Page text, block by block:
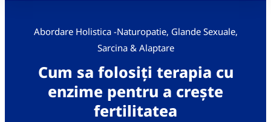
Abordare Holistica -Naturopatie, Glande Sexuale,
Sarcina & Alaptare
Cum sa folosiți terapia cu
enzime pentru a crește
fertilitatea